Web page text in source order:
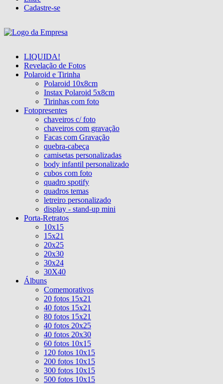
Cadastre-se
LIQUIDA!
Revelação de Fotos
Polaroid e Tirinha
Polaroid 10x8cm
Instax Polaroid 5x8cm
Tirinhas com foto
Fotopresentes
chaveiros c/ foto
chaveiros com gravação
Facas com Gravação
quebra-cabeça
camisetas personalizadas
body infantil personalizado
cubos com foto
quadro spotify
quadros temas
letreiro personalizado
display - stand-up mini
Porta-Retratos
10x15
15x21
20x25
20x30
30x24
30X40
Álbuns
Comemorativos
20 fotos 15x21
40 fotos 15x21
80 fotos 15x21
40 fotos 20x25
40 fotos 20x30
60 fotos 10x15
120 fotos 10x15
200 fotos 10x15
300 fotos 10x15
500 fotos 10x15